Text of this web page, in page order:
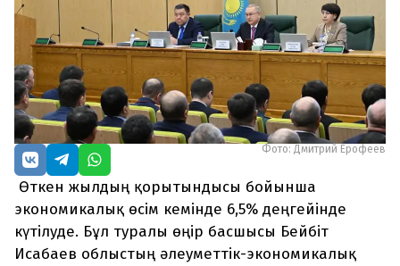
+7 708 604 51 06
Жарнама бөлімі
+7 701 220 64 52
Пошта
zhasalash100@gmail.com
Фото: Дмитрий Ерофеев
Өткен жылдың қорытындысы бойынша
экономикалық өсім кемінде 6,5% деңгейінде
күтілуде. Бұл туралы өңір басшысы Бейбіт
Исабаев облыстың әлеуметтік-экономикалық